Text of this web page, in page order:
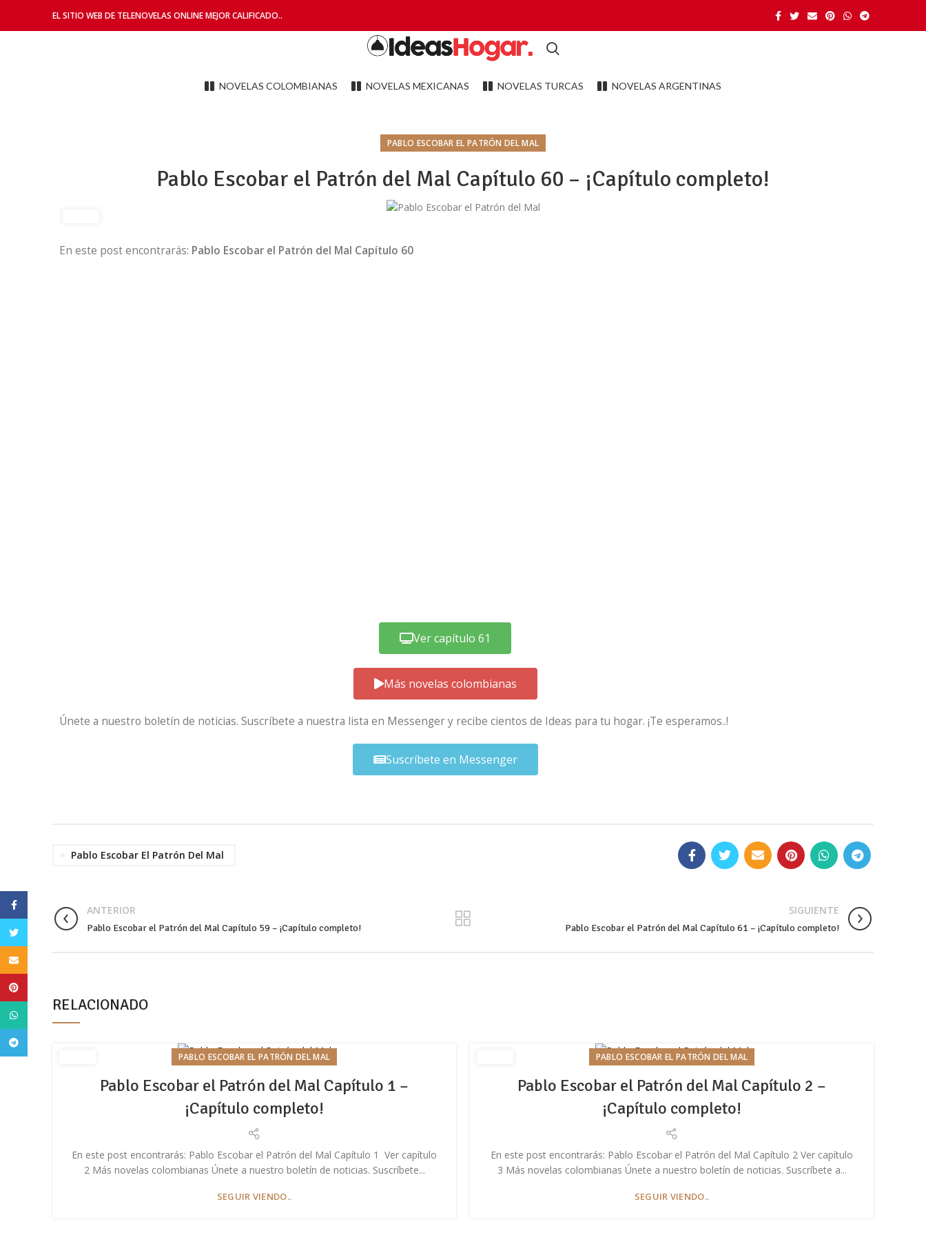
EL SITIO WEB DE TELENOVELAS ONLINE MEJOR CALIFICADO..
NOVELAS COLOMBIANAS NOVELAS MEXICANAS NOVELAS TURCAS NOVELAS ARGENTINAS
PABLO ESCOBAR EL PATRÓN DEL MAL
Pablo Escobar el Patrón del Mal Capítulo 60 – ¡Capítulo completo!
En este post encontrarás: Pablo Escobar el Patrón del Mal Capítulo 60
Ver capítulo 61
Más novelas colombianas
Únete a nuestro boletín de noticias. Suscríbete a nuestra lista en Messenger y recibe cientos de Ideas para tu hogar. ¡Te esperamos..!
Suscríbete en Messenger
Pablo Escobar El Patrón Del Mal
ANTERIOR
Pablo Escobar el Patrón del Mal Capítulo 59 – ¡Capítulo completo!
SIGUIENTE
Pablo Escobar el Patrón del Mal Capítulo 61 – ¡Capítulo completo!
RELACIONADO
PABLO ESCOBAR EL PATRÓN DEL MAL
Pablo Escobar el Patrón del Mal Capítulo 1 –
¡Capítulo completo!
En este post encontrarás: Pablo Escobar el Patrón del Mal Capítulo 1 Ver capítulo
2 Más novelas colombianas Únete a nuestro boletín de noticias. Suscríbete...
SEGUIR VIENDO..
PABLO ESCOBAR EL PATRÓN DEL MAL
Pablo Escobar el Patrón del Mal Capítulo 2 –
¡Capítulo completo!
En este post encontrarás: Pablo Escobar el Patrón del Mal Capítulo 2 Ver capítulo
3 Más novelas colombianas Únete a nuestro boletín de noticias. Suscríbete a...
SEGUIR VIENDO..
Facebook
Twitter